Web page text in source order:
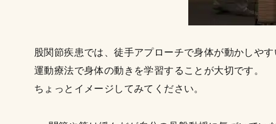
股関節疾患では、徒手アプローチで身体が動かしやす
運動療法で身体の動きを学習することが大切です。
ちょっとイメージしてみてください。